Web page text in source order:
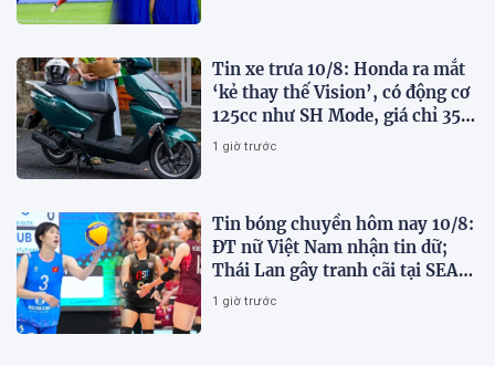
Tin xe trưa 10/8: Honda ra mắt
‘kẻ thay thế Vision’, có động cơ
125cc như SH Mode, giá chỉ 35,6
triệu đồng
1 giờ trước
Tin bóng chuyền hôm nay 10/8:
ĐT nữ Việt Nam nhận tin dữ;
Thái Lan gây tranh cãi tại SEA
V.Cup 2026
1 giờ trước